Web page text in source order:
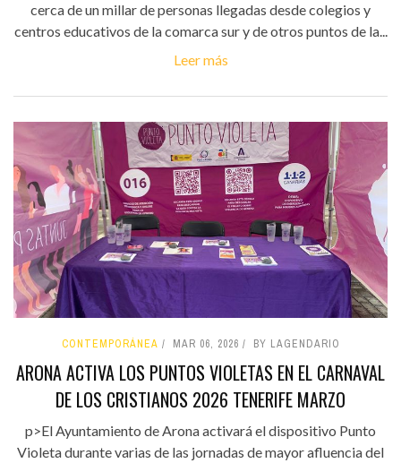
cerca de un millar de personas llegadas desde colegios y
centros educativos de la comarca sur y de otros puntos de la...
Leer más
CONTEMPORÁNEA MAR 06, 2026 BY LAGENDARIO
ARONA ACTIVA LOS PUNTOS VIOLETAS EN EL CARNAVAL
DE LOS CRISTIANOS 2026 TENERIFE MARZO
p>El Ayuntamiento de Arona activará el dispositivo Punto
Violeta durante varias de las jornadas de mayor afluencia del